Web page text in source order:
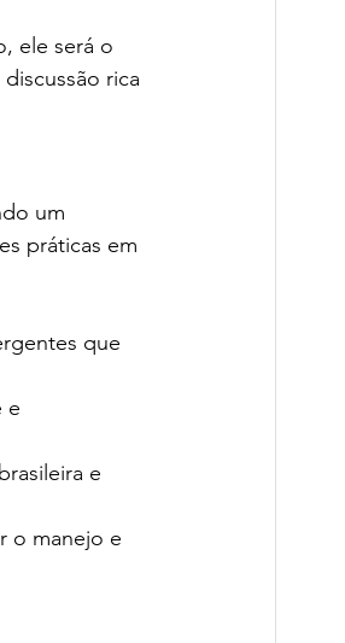
rica
um
práticas em
que
e
e
o manejo e